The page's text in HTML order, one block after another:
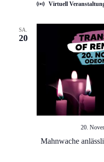
Virtuell
SA.
20
Mahnwache
20.